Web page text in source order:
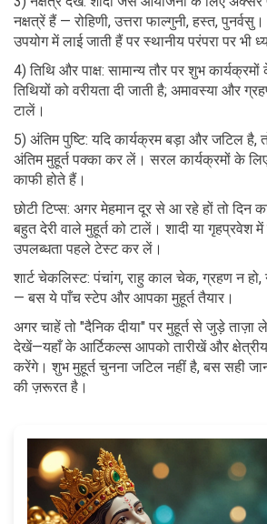
नक्षत्रें हैं — रोहिणी, उत्तरा फाल्गुनी, हस्त,
उपयोग में लाई जाती हैं पर स्थानीय परंपरा पर भी
4) तिथि और पाक्ष: सामान्य तौर पर शुभ
तिथियों को वरीयता दी जाती है; अमावस्या और
टालें।
5) अंतिम पुष्टि: यदि कार्यक्रम बड़ा और जटिल है,
अंतिम मुहूर्त पक्का कर लें। सरल कार्यक्रमों के
काफी होते हैं।
छोटी टिप्स: अगर मेहमान दूर से आ रहे हों तो दिन
बहुत देरी वाले मुहूर्त को टालें। शादी या गृहप्रवेश
उपलब्धता पहले टेस्ट कर लें।
शार्ट चेकलिस्ट: पंचांग, राहु काल चेक, ग्रहण न हो,
— बस ये पाँच स्टेप और आपका मुहूर्त तैयार।
अगर चाहें तो "दैनिक दीया" पर मुहूर्त से जुड़े
देखें—यहाँ के आर्टिकल्स आपको तारीखें और
करेंगे। शुभ मुहूर्त चुनना जटिल नहीं है, बस सही
की ज़रूरत है।